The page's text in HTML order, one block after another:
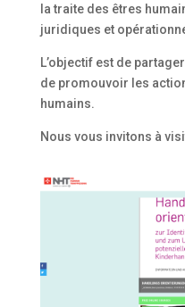
la traite des êtres
juridiques et
L’objectif est de
de promouvoir les
humains.
Nous vous invitons à